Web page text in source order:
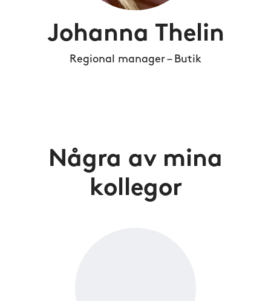
Johanna Thelin
Regional manager – Butik
Några av mina
kollegor